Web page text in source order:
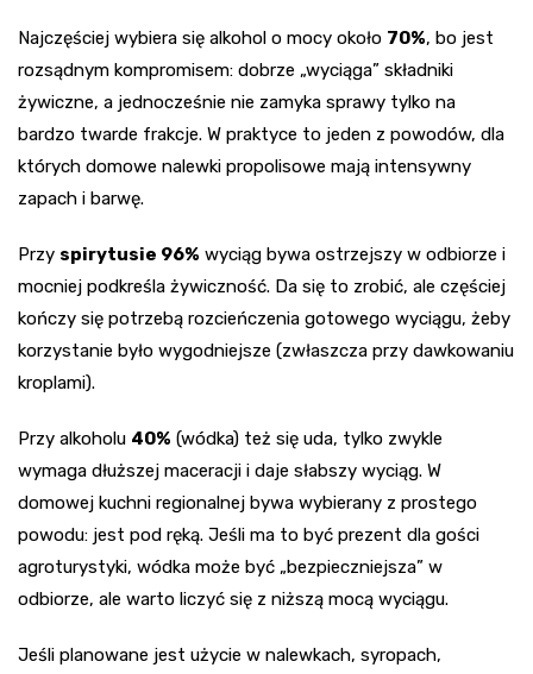
Najczęściej wybiera się alkohol o mocy około 70%, bo jest
rozsądnym kompromisem: dobrze „wyciąga” składniki
żywiczne, a jednocześnie nie zamyka sprawy tylko na
bardzo twarde frakcje. W praktyce to jeden z powodów, dla
których domowe nalewki propolisowe mają intensywny
zapach i barwę.
Przy spirytusie 96% wyciąg bywa ostrzejszy w odbiorze i
mocniej podkreśla żywiczność. Da się to zrobić, ale częściej
kończy się potrzebą rozcieńczenia gotowego wyciągu, żeby
korzystanie było wygodniejsze (zwłaszcza przy dawkowaniu
kroplami).
Przy alkoholu 40% (wódka) też się uda, tylko zwykle
wymaga dłuższej maceracji i daje słabszy wyciąg. W
domowej kuchni regionalnej bywa wybierany z prostego
powodu: jest pod ręką. Jeśli ma to być prezent dla gości
agroturystyki, wódka może być „bezpieczniejsza” w
odbiorze, ale warto liczyć się z niższą mocą wyciągu.
Jeśli planowane jest użycie w nalewkach, syropach,